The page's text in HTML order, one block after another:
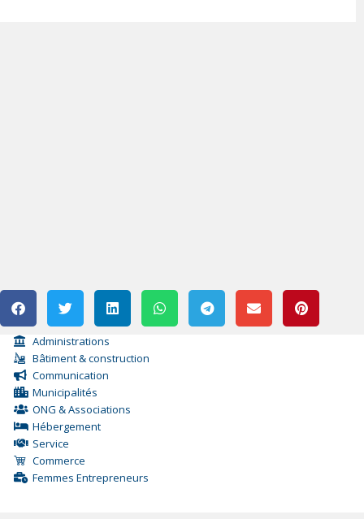
Administrations
Bâtiment & construction
Communication
Municipalités
ONG & Associations
Hébergement
Service
Commerce
Femmes Entrepreneurs